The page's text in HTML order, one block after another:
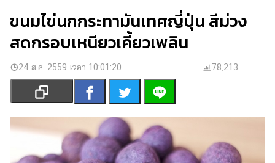
ผล
บอล
สด
การ
เงิน
การ
ศึกษา
ขนมไข่นกกระทามันเทศญี่ปุ่น สีม่วง
สดกรอบเหนียวเคี้ยวเพลิน
24 ส.ค. 2559 เวลา 10:01:20 78,213